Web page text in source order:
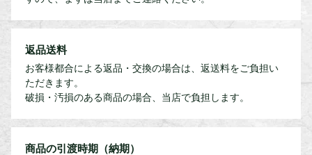
返品送料
お客様都合による返品・交換の場合は、返送料をご負担い
ただきます。
破損・汚損のある商品の場合、当店で負担します。
商品の引渡時期（納期）